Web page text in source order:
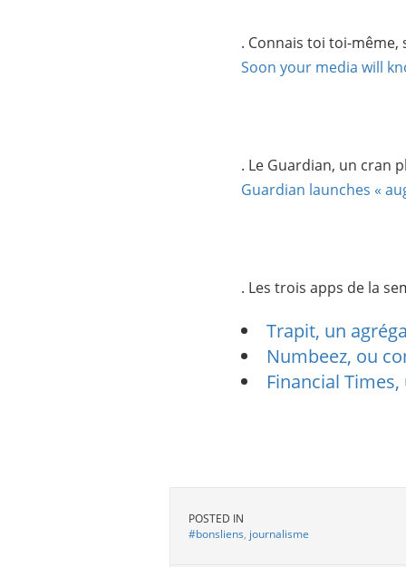
. Connais toi toi-
Soon your media will
. Le Guardian, un cran
Guardian launches «
. Les trois apps de la
Trapit, un
Numbeez, ou
Financial
POSTED IN
#bonsliens, journalisme